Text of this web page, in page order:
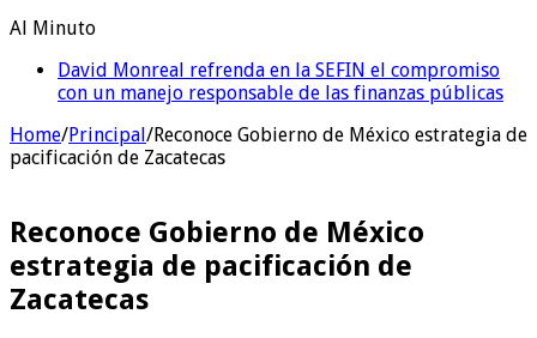
Al Minuto
David Monreal refrenda en la SEFIN el compromiso
con un manejo responsable de las finanzas públicas
Home/Principal/Reconoce Gobierno de México estrategia de
pacificación de Zacatecas
Reconoce Gobierno de México
estrategia de pacificación de
Zacatecas